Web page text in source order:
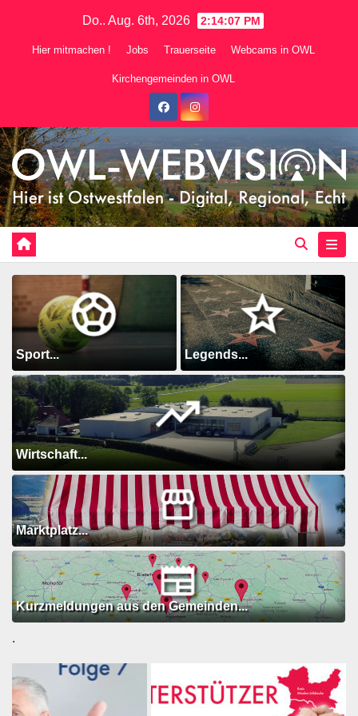
Do.. Aug. 6th, 2026 2:14:09 PM
Hier mitmachen ! Jobs Trauerseite Webcams in OWL
Kirchengemeinden in OWL
Sport... Legends...
Wirtschaft...
Marktplatz...
Kurzmeldungen aus den Gemeinden...
.